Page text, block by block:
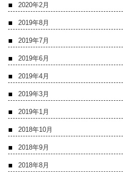
2020年2月
2019年8月
2019年7月
2019年6月
2019年4月
2019年3月
2019年1月
2018年10月
2018年9月
2018年8月